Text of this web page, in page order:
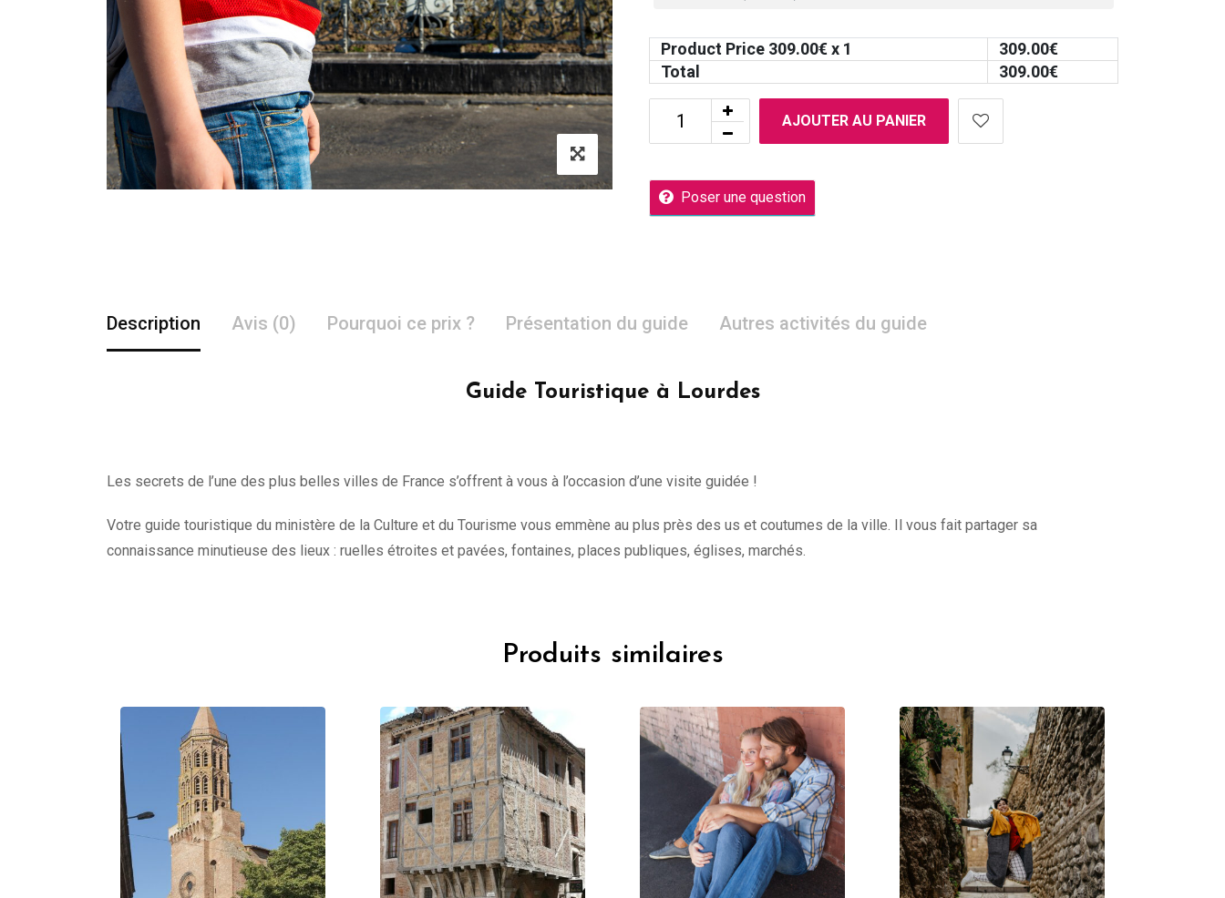
Product Price 309.00€ x 1 309.00€
Total
309.00€
AJOUTER AU PANIER
Poser une question
Description Avis (0) Pourquoi ce prix ? Présentation du guide Autres activités du guide
Guide Touristique à Lourdes
Les secrets de l’une des plus belles villes de France s’offrent à vous à l’occasion d’une visite guidée !
Votre guide touristique du ministère de la Culture et du Tourisme vous emmène au plus près des us et coutumes de la ville. Il vous fait partager sa
connaissance minutieuse des lieux : ruelles étroites et pavées, fontaines, places publiques, églises, marchés.
Produits similaires